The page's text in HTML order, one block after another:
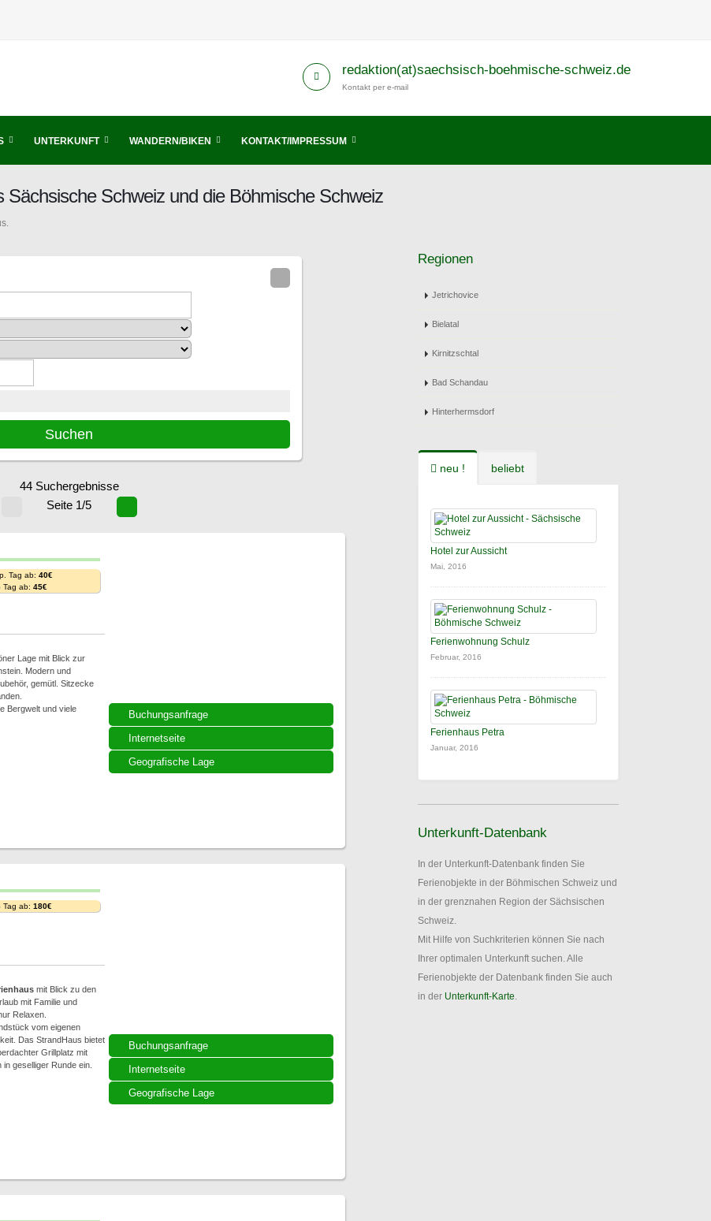
redaktion(at)saechsisch-boehmische-schweiz.de
Kontakt per e-mail
UNTERKUNFT WANDERN/BIKEN KONTAKT/IMPRESSUM
Sächsische Schweiz und die Böhmische Schweiz
44 Suchergebnisse
Seite 1/5
Buchungsanfrage
Internetseite
Geografische Lage
Tag ab: 40€
Tag ab: 45€
Lage mit Blick zur
Modern und
gemütl. Sitzecke
Bergwelt und viele
Buchungsanfrage
Internetseite
Geografische Lage
Tag ab: 180€
mit Blick zu den
mit Familie und
Relaxen.
vom eigenen
Das StrandHaus bietet
Grillplatz mit
geselliger Runde ein.
Regionen
Jetrichovice
Bielatal
Kirnitzschtal
Bad Schandau
Hinterhermsdorf
neu ! beliebt
Hotel zur Aussicht
Mai, 2016
Ferienwohnung Schulz
Februar, 2016
Ferienhaus Petra
Januar, 2016
Unterkunft-Datenbank
In der Unterkunft-Datenbank finden Sie
Ferienobjekte in der Böhmischen Schweiz und
in der grenznahen Region der Sächsischen
Schweiz.
Mit Hilfe von Suchkriterien können Sie nach
Ihrer optimalen Unterkunft suchen. Alle
Ferienobjekte der Datenbank finden Sie auch
in der Unterkunft-Karte.